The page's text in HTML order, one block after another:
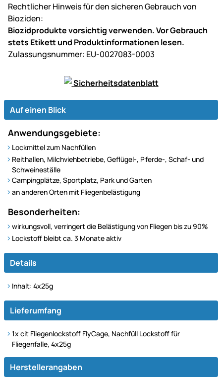
Rechtlicher Hinweis für den sicheren Gebrauch von
Bioziden:
Biozidprodukte vorsichtig verwenden. Vor Gebrauch
stets Etikett und Produktinformationen lesen.
Zulassungsnummer: EU-0027083-0003
Sicherheitsdatenblatt
Auf einen Blick
Anwendungsgebiete:
Lockmittel zum Nachfüllen
Reithallen, Milchviehbetriebe, Geflügel-, Pferde-, Schaf- und
Schweineställe
Campingplätze, Sportplatz, Park und Garten
an anderen Orten mit Fliegenbelästigung
Besonderheiten:
wirkungsvoll, verringert die Belästigung von Fliegen bis zu 90%
Lockstoff bleibt ca. 3 Monate aktiv
Details
Inhalt: 4x25g
Lieferumfang
1x cit Fliegenlockstoff FlyCage, Nachfüll Lockstoff für
Fliegenfalle, 4x25g
Herstellerangaben